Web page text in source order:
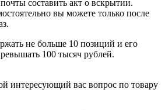
составить акт о вскрытии.
вы можете только после
не больше 10 позиций и его
100 тысяч рублей.
интересующий вас вопрос по товару